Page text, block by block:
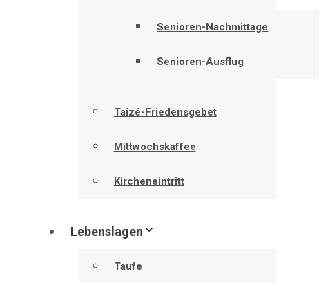
Senioren-Nachmittage
Senioren-Ausflug
Taizé-Friedensgebet
Mittwochskaffee
Kircheneintritt
Lebenslagen
Taufe